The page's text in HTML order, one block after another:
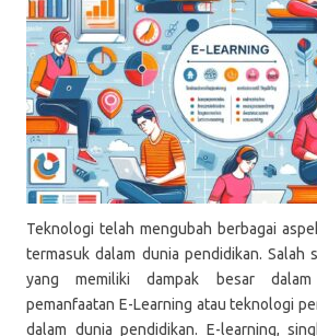
Teknologi telah mengubah berbagai
termasuk dalam dunia pendidikan. Salah
yang memiliki dampak besar dalam
pemanfaatan E-Learning atau teknologi
dalam dunia pendidikan. E-learning,